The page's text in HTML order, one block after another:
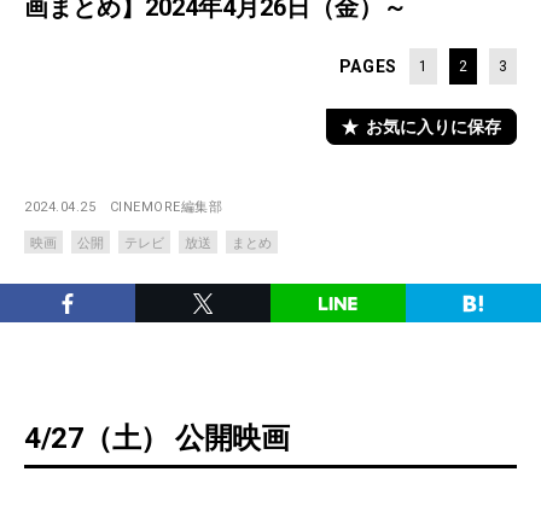
画まとめ】2024年4月26日（金）～
PAGES 1 2 3
お気に入りに保存
2024.04.25 CINEMORE編集部
映画 公開 テレビ 放送 まとめ
4/27（土） 公開映画